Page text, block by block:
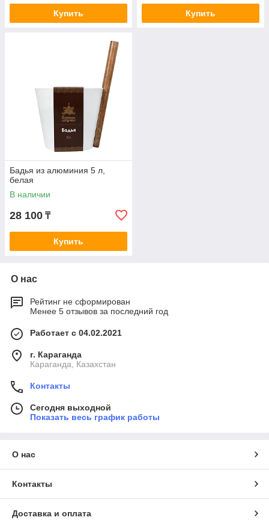
Купить Купить
Бадья из алюминия 5 л,
белая
В наличии
28 100 ₸
Купить
О нас
Рейтинг не сформирован
Менее 5 отзывов за последний год
Работает с 04.02.2021
г. Караганда
Караганда, Казахстан
Контакты
Сегодня выходной
Показать весь график работы
О нас
Контакты
Доставка и оплата